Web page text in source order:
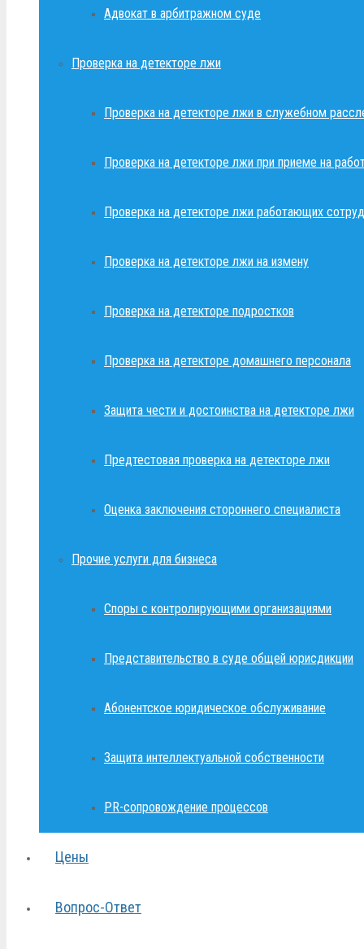
Адвокат в арбитражном суде
Проверка на детекторе лжи
Проверка на детекторе лжи в служебном
Проверка на детекторе лжи при приеме на
Проверка на детекторе лжи работающих
Проверка на детекторе лжи на измену
Проверка на детекторе подростков
Проверка на детекторе домашнего персонала
Защита чести и достоинства на детекторе лжи
Предтестовая проверка на детекторе лжи
Оценка заключения стороннего специалиста
Прочие услуги для бизнеса
Споры с контролирующими организациями
Представительство в суде общей юрисдикции
Абонентское юридическое обслуживание
Защита интеллектуальной собственности
PR-сопровождение процессов
Цены
Вопрос-Ответ